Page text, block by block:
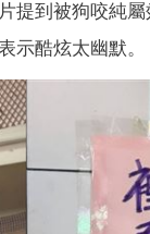
提到被狗咬純
示酷炫太幽默。